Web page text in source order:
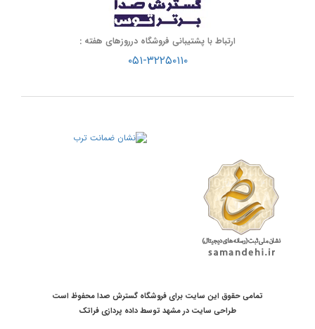
ارتباط با پشتیبانی فروشگاه درروزهای هفته :
۰۵۱-۳۲۲۵۰۱۱۰
تمامی حقوق این سایت برای فروشگاه گسترش صدا محفوظ است
طراحی سایت در مشهد توسطداده پردازی فراتک